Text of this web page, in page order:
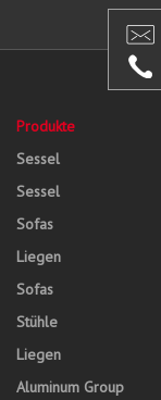
Produkte
Sessel
Sessel
Sofas
Liegen
Sofas
Stühle
Liegen
Aluminum Group